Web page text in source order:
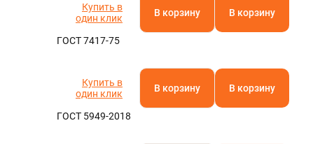
ГОСТ 7417-75
Купить в
один клик
В корзину В корзину
ГОСТ 5949-2018
Купить в
один клик
В корзину В корзину